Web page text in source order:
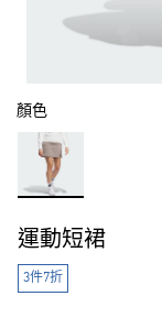
顏色
運動短裙
3件7折